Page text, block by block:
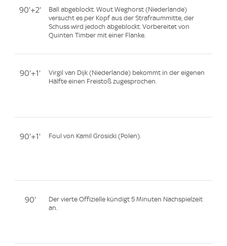
90'+2'
Ball abgeblockt. Wout Weghorst (Niederlande)
versucht es per Kopf aus der Strafraummitte, der
Schuss wird jedoch abgeblockt. Vorbereitet von
Quinten Timber mit einer Flanke.
90'+1'
Virgil van Dijk (Niederlande) bekommt in der eigenen
Hälfte einen Freistoß zugesprochen.
90'+1' Foul von Kamil Grosicki (Polen).
90'
Der vierte Offizielle kündigt 5 Minuten Nachspielzeit
an.